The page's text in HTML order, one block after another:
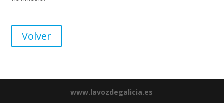
Volver
www.lavozdegalicia.es